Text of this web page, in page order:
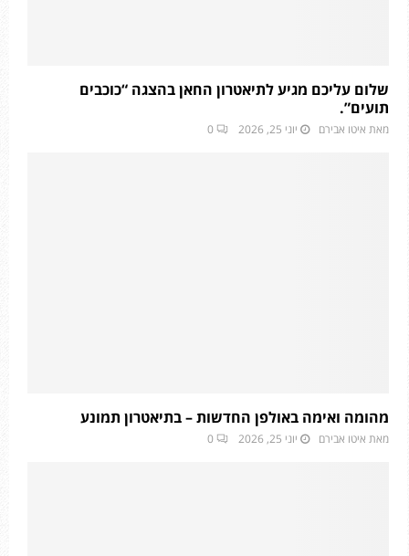
שלום עליכם מגיע לתיאטרון החאן בהצגה “כוכבים
תועים”.
מאת איטו אבירם יוני 25, 2026 0
מהומה ואימה באולפן החדשות – בתיאטרון תמונע
מאת איטו אבירם יוני 25, 2026 0